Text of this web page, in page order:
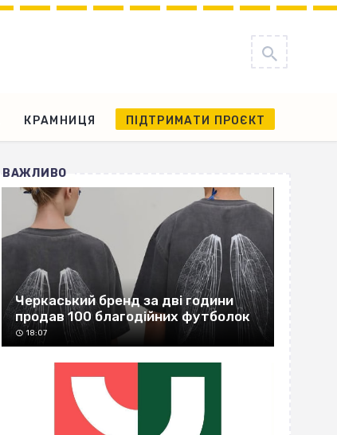
КРАМНИЦЯ ПІДТРИМАТИ ПРОЄКТ
ВАЖЛИВО
Черкаський бренд за дві години
продав 100 благодійних футболок
18:07